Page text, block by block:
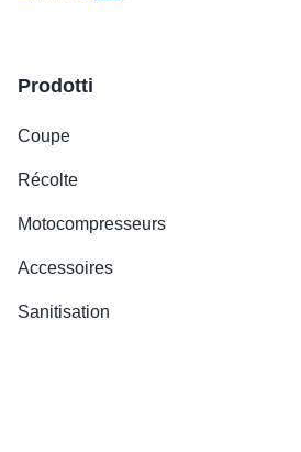
Prodotti
Coupe
Récolte
Motocompresseurs
Accessoires
Sanitisation